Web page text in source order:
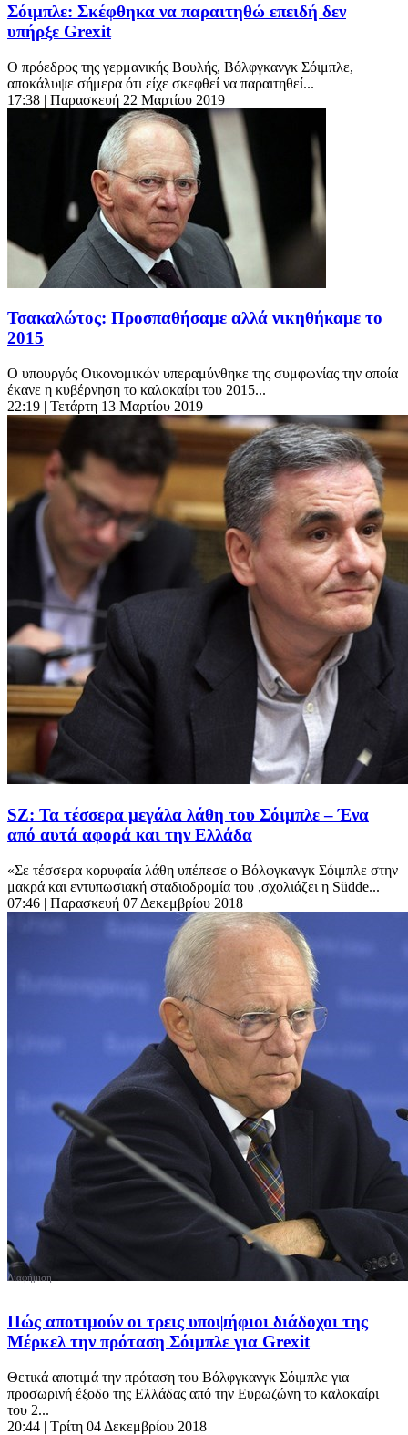
Σόιμπλε: Σκέφθηκα να παραιτηθώ επειδή δεν
υπήρξε Grexit
Ο πρόεδρος της γερμανικής Βουλής, Βόλφγκανγκ Σόιμπλε,
αποκάλυψε σήμερα ότι είχε σκεφθεί να παραιτηθεί...
17:38 | Παρασκευή 22 Μαρτίου 2019
Τσακαλώτος: Προσπαθήσαμε αλλά νικηθήκαμε το
2015
Ο υπουργός Οικονομικών υπεραμύνθηκε της συμφωνίας την οποία
έκανε η κυβέρνηση το καλοκαίρι του 2015...
22:19 | Τετάρτη 13 Μαρτίου 2019
SZ: Τα τέσσερα μεγάλα λάθη του Σόιμπλε – Ένα
από αυτά αφορά και την Ελλάδα
«Σε τέσσερα κορυφαία λάθη υπέπεσε ο Βόλφγκανγκ Σόιμπλε στην
μακρά και εντυπωσιακή σταδιοδρομία του ,σχολιάζει η Südde...
07:46 | Παρασκευή 07 Δεκεμβρίου 2018
Πώς αποτιμούν οι τρεις υποψήφιοι διάδοχοι της
Μέρκελ την πρόταση Σόιμπλε για Grexit
Θετικά αποτιμά την πρόταση του Βόλφγκανγκ Σόιμπλε για
προσωρινή έξοδο της Ελλάδας από την Ευρωζώνη το καλοκαίρι
του 2...
20:44 | Τρίτη 04 Δεκεμβρίου 2018